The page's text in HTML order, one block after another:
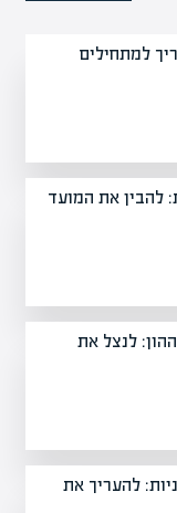
למתחילים
להבין את המועד
לנצל את
להעריך את